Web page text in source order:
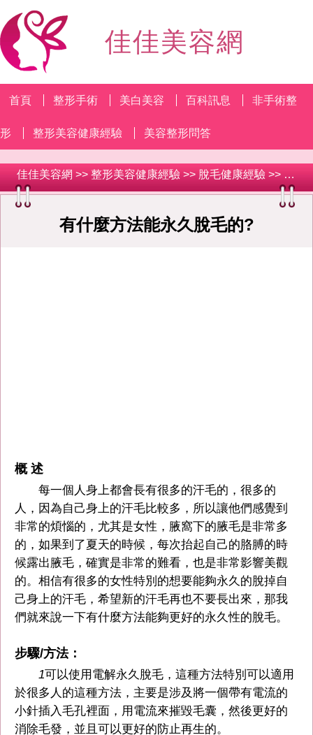
佳佳美容網
首頁 整形手術 美白美容 百科訊息 非手術整
形 整形美容健康經驗 美容整形問答
佳佳美容網 >> 整形美容健康經驗 >> 脫毛健康經驗 >> 有什麼方法能永久脫毛的?
有什麼方法能永久脫毛的?
概 述
每一個人身上都會長有很多的汗毛的，很多的
人，因為自己身上的汗毛比較多，所以讓他們感覺到
非常的煩惱的，尤其是女性，腋窩下的腋毛是非常多
的，如果到了夏天的時候，每次抬起自己的胳膊的時
候露出腋毛，確實是非常的難看，也是非常影響美觀
的。相信有很多的女性特別的想要能夠永久的脫掉自
己身上的汗毛，希望新的汗毛再也不要長出來，那我
們就來說一下有什麼方法能夠更好的永久性的脫毛。
步驟/方法：
1可以使用電解永久脫毛，這種方法特別可以適用
於很多人的這種方法，主要是涉及將一個帶有電流的
小針插入毛孔裡面，用電流來摧毀毛囊，然後更好的
消除毛發，並且可以更好的防止再生的。